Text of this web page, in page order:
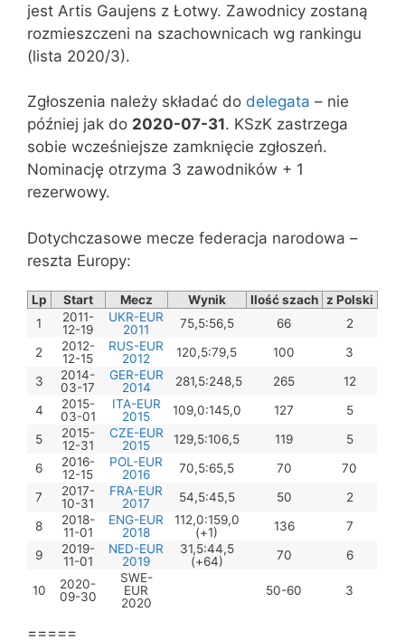
jest Artis Gaujens z Łotwy. Zawodnicy zostaną
rozmieszczeni na szachownicach wg rankingu
(lista 2020/3).
Zgłoszenia należy składać do delegata – nie
później jak do 2020-07-31. KSzK zastrzega
sobie wcześniejsze zamknięcie zgłoszeń.
Nominację otrzyma 3 zawodników + 1
rezerwowy.
Dotychczasowe mecze federacja narodowa –
reszta Europy:
Lp Start Mecz Wynik Ilość szach
z Polski
1
2011-
12-19
UKR-EUR
2011
75,5:56,5 66
2
2
2012-
12-15
RUS-EUR
2012
120,5:79,5 100
3
3
2014-
03-17
GER-EUR
2014
281,5:248,5 265
12
4
2015-
03-01
ITA-EUR
2015
109,0:145,0 127
5
5
2015-
12-31
CZE-EUR
2015
129,5:106,5 119
5
6
2016-
12-15
POL-EUR
2016
70,5:65,5 70
70
7
2017-
10-31
FRA-EUR
2017
54,5:45,5 50
2
8
2018-
11-01
ENG-EUR
2018
112,0:159,0
(+1)
136
7
9
2019-
11-01
NED-EUR
2019
31,5:44,5
(+64)
70 6
10
2020-
09-30
SWE-
EUR
2020
50-60 3
=====